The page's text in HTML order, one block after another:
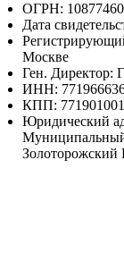
ОГРН:
Дата
Москве
Ген. Директор:
ИНН:
КПП: 771901001
Юридический
Золоторожский